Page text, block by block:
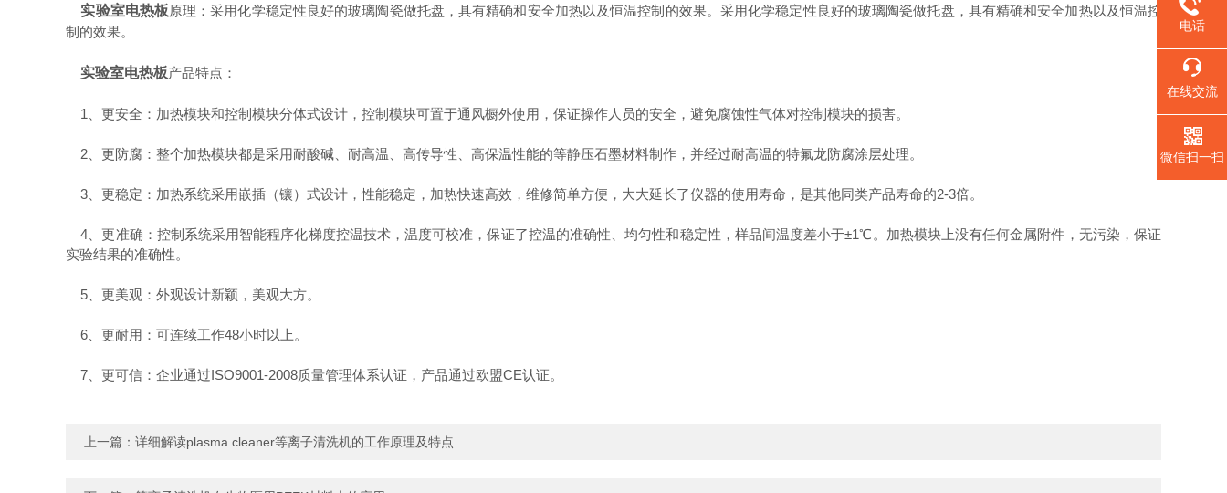
实验室电热板原理：采用化学稳定性良好的玻璃陶瓷做托盘，具有精确和安全加热以及恒温控制的效果。采用化学稳定性良好的玻璃陶瓷做托盘，具有精确和安全加热以及恒温控
制的效果。
实验室电热板产品特点：
1、更安全：加热模块和控制模块分体式设计，控制模块可置于通风橱外使用，保证操作人员的安全，避免腐蚀性气体对控制模块的损害。
2、更防腐：整个加热模块都是采用耐酸碱、耐高温、高传导性、高保温性能的等静压石墨材料制作，并经过耐高温的特氟龙防腐涂层处理。
3、更稳定：加热系统采用嵌插（镶）式设计，性能稳定，加热快速高效，维修简单方便，大大延长了仪器的使用寿命，是其他同类产品寿命的2-3倍。
4、更准确：控制系统采用智能程序化梯度控温技术，温度可校准，保证了控温的准确性、均匀性和稳定性，样品间温度差小于±1℃。加热模块上没有任何金属附件，无污染，保证
实验结果的准确性。
5、更美观：外观设计新颖，美观大方。
6、更耐用：可连续工作48小时以上。
7、更可信：企业通过ISO9001-2008质量管理体系认证，产品通过欧盟CE认证。
上一篇： 详细解读plasma cleaner等离子清洗机的工作原理及特点
电话
在线交流
微信扫一扫